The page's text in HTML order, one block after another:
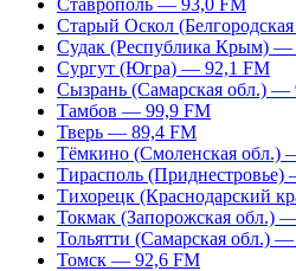
Ставрополь — 93,0 FM
Старый Оскол
Судак (Республика Крым) —
Сургут (Югра) — 92,1 FM
Сызрань (Самарская обл.) —
Тамбов — 99,9 FM
Тверь — 89,4 FM
Тёмкино (Смоленская обл.)
Тирасполь
Тихорецк (Краснодарский
Токмак (Запорожская обл.)
Тольятти (Самарская обл.)
Томск — 92,6 FM